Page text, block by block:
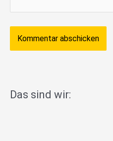
Das sind wir: